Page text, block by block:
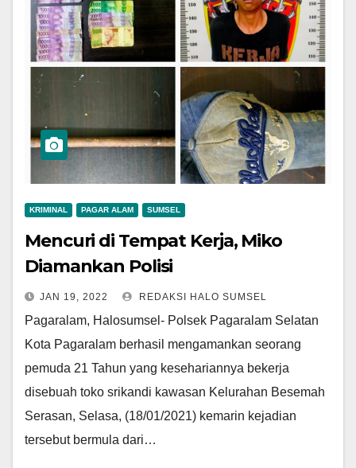
KRIMINAL PAGAR ALAM SUMSEL
Mencuri di Tempat Kerja, Miko
Diamankan Polisi
JAN 19, 2022 REDAKSI HALO SUMSEL
Pagaralam, Halosumsel- Polsek Pagaralam Selatan
Kota Pagaralam berhasil mengamankan seorang
pemuda 21 Tahun yang kesehariannya bekerja
disebuah toko srikandi kawasan Kelurahan Besemah
Serasan, Selasa, (18/01/2021) kemarin kejadian
tersebut bermula dari…